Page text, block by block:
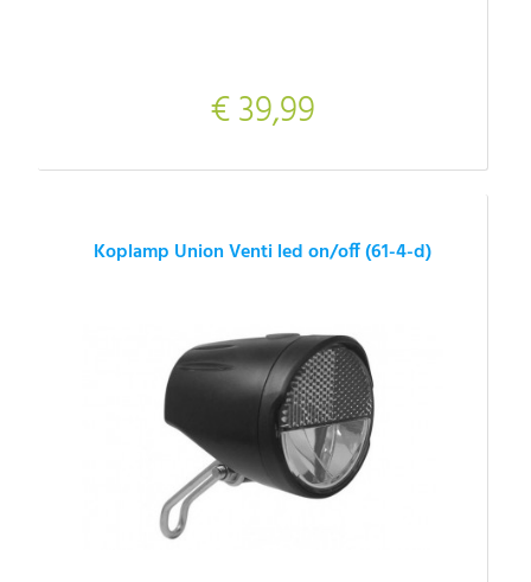
€ 39,99
Koplamp Union Venti led on/off (61-4-d)